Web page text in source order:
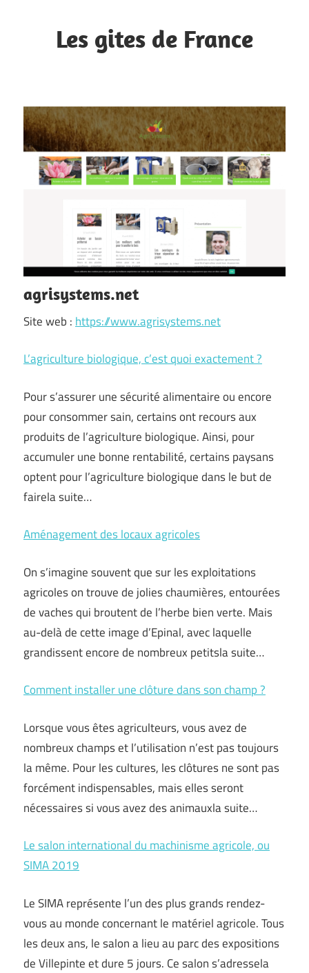
contentLes gites de France
meilleures
adresses
agrisystems.net
Site web : https://www.agrisystems.net
L’agriculture biologique, c’est quoi exactement ?
Pour s’assurer une sécurité alimentaire ou encore
pour consommer sain, certains ont recours aux
produits de l’agriculture biologique. Ainsi, pour
accumuler une bonne rentabilité, certains paysans
optent pour l’agriculture biologique dans le but de
fairela suite…
Aménagement des locaux agricoles
On s’imagine souvent que sur les exploitations
agricoles on trouve de jolies chaumières, entourées
de vaches qui broutent de l’herbe bien verte. Mais
au-delà de cette image d’Epinal, avec laquelle
grandissent encore de nombreux petitsla suite…
Comment installer une clôture dans son champ ?
Lorsque vous êtes agriculteurs, vous avez de
nombreux champs et l’utilisation n’est pas toujours
la même. Pour les cultures, les clôtures ne sont pas
forcément indispensables, mais elles seront
nécessaires si vous avez des animauxla suite…
Le salon international du machinisme agricole, ou
SIMA 2019
Le SIMA représente l’un des plus grands rendez-
vous au monde concernant le matériel agricole. Tous
les deux ans, le salon a lieu au parc des expositions
de Villepinte et dure 5 jours. Ce salon s’adressela